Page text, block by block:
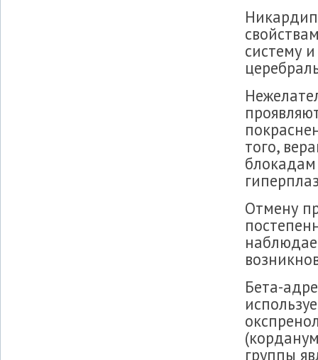
систему
того,
Отмену
Бета-
группы